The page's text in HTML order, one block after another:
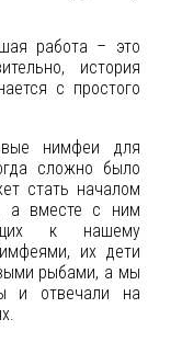
работа – это
история
с простого
нимфеи для
сложно было
стать началом
а вместе с ним
к нашему
их дети
рыбами, а мы
и отвечали на